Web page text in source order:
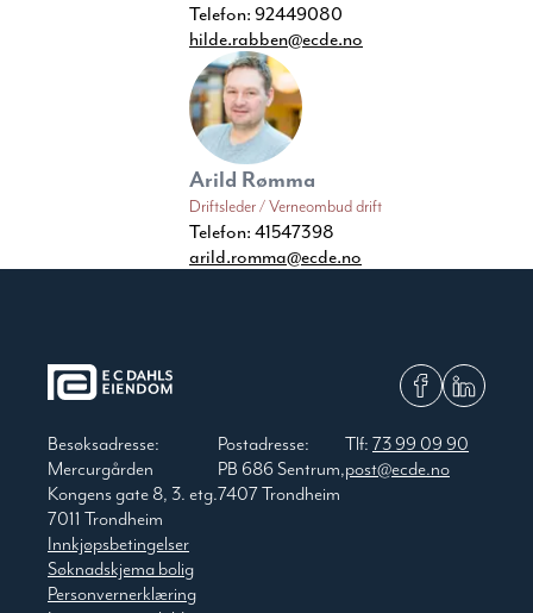
Telefon: 92449080
hilde.rabben@ecde.no
Arild Rømma
Driftsleder / Verneombud drift
Telefon: 41547398
arild.romma@ecde.no
Besøksadresse:
Mercurgården
Kongens gate 8, 3. etg.
7011 Trondheim
Postadresse:
PB 686 Sentrum,
7407 Trondheim
Tlf: 73 99 09 90
post@ecde.no
Innkjøpsbetingelser
Søknadskjema bolig
Personvernerklæring